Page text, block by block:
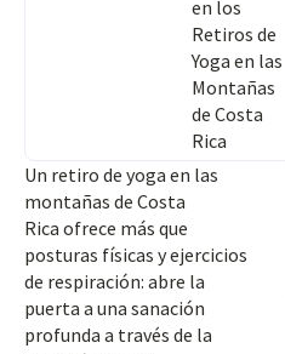
en los
Retiros de
Yoga en las
Montañas
de Costa
Rica
Un retiro de yoga en las
montañas de Costa
Rica ofrece más que
posturas físicas y ejercicios
de respiración: abre la
puerta a una sanación
profunda a través de la